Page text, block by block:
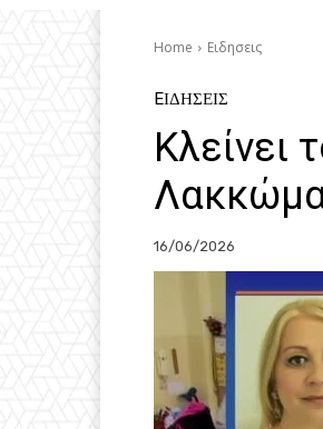
Home Eιδησεις
EΙΔΗΣΕΙΣ
Κλείνει
16/06/2026